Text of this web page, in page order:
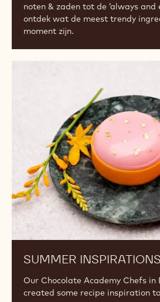
noten & zaden tot de ‘always and
ontdek wat de meest trendy
moment zijn.
SUMMER INSPIRATIONS
Our Chocolate Academy Chefs in
created some recipe inspiration